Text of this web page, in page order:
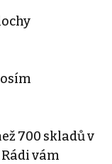
700 skladů v
vám